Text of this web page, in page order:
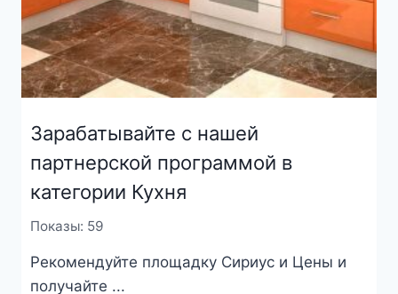
Зарабатывайте с нашей
партнерской программой в
категории Кухня
Показы: 59
Рекомендуйте площадку Сириус и Цены и
получайте ...